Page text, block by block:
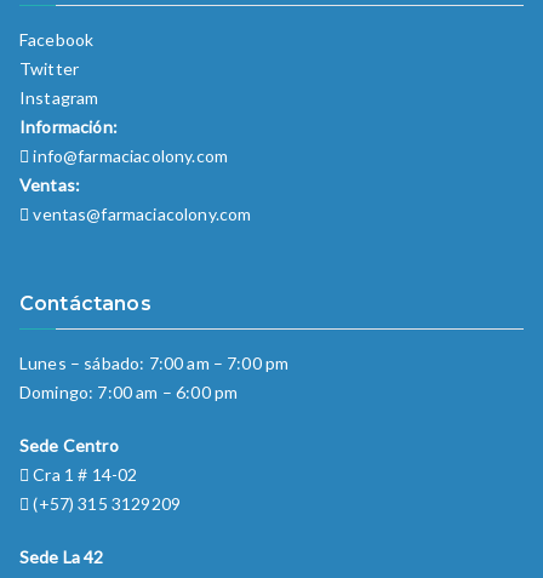
Facebook
Twitter
Instagram
Información:
info@farmaciacolony.com
Ventas:
ventas@farmaciacolony.com
Contáctanos
Lunes – sábado: 7:00 am – 7:00 pm
Domingo: 7:00 am – 6:00 pm
Sede Centro
Cra 1 # 14-02
(+57) 315 3129209
Sede La 42